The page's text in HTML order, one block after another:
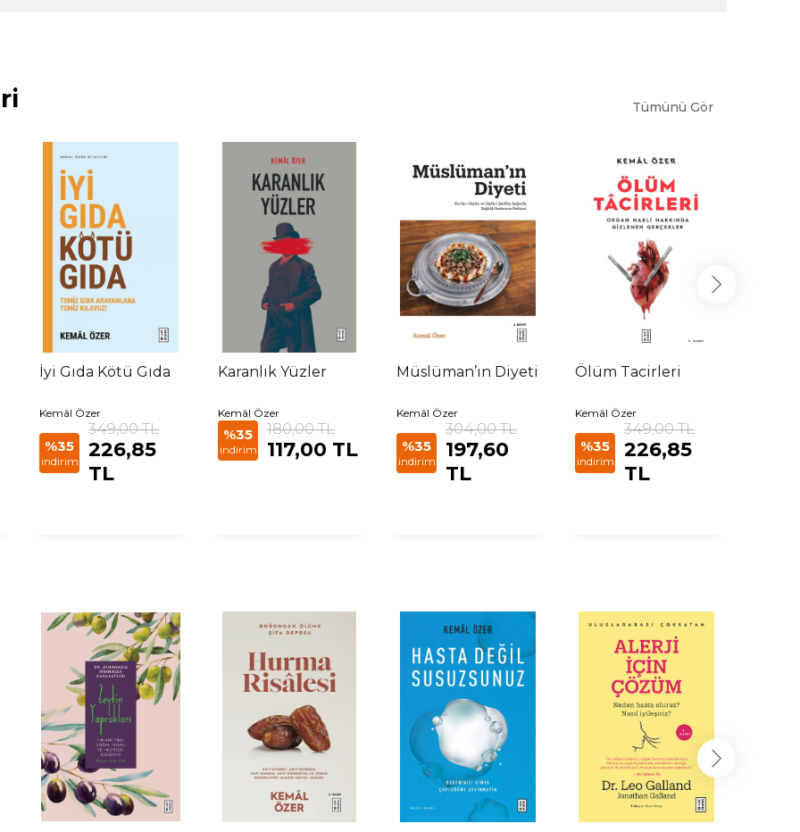
Tümünü Gör
İyi Gıda Kötü Gıda
Kemâl Özer
%35
indirim
349,00 TL
226,85
TL
Karanlık Yüzler
Kemâl Özer
%35
indirim
180,00 TL
117,00 TL
Müslüman’ın Diyeti
Kemâl Özer
%35
indirim
304,00 TL
197,60
TL
Ölüm Tacirleri
Kemâl Özer
%35
indirim
349,00 TL
226,85
TL